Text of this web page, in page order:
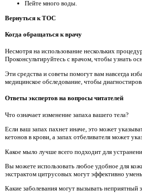
Пейте много воды.
Вернуться к TOC
Когда обращаться к врачу
Несмотря на использование нескольких
Проконсультируйтесь с врачом, чтобы узнать
Эти средства и советы помогут вам навсегда
медицинское обследование, чтобы
Ответы экспертов на вопросы читателей
Что означает изменение запаха вашего тела?
Если ваш запах пахнет иначе, это может
кетонов в крови, а запах отбеливателя может
Какое мыло лучше всего подходит для
Вы можете использовать любое удобное для
экстрактом цитрусовых могут эффективно
Какие заболевания могут вызывать неприятный